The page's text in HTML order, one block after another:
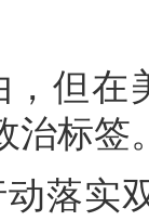
，但在
治标
落实